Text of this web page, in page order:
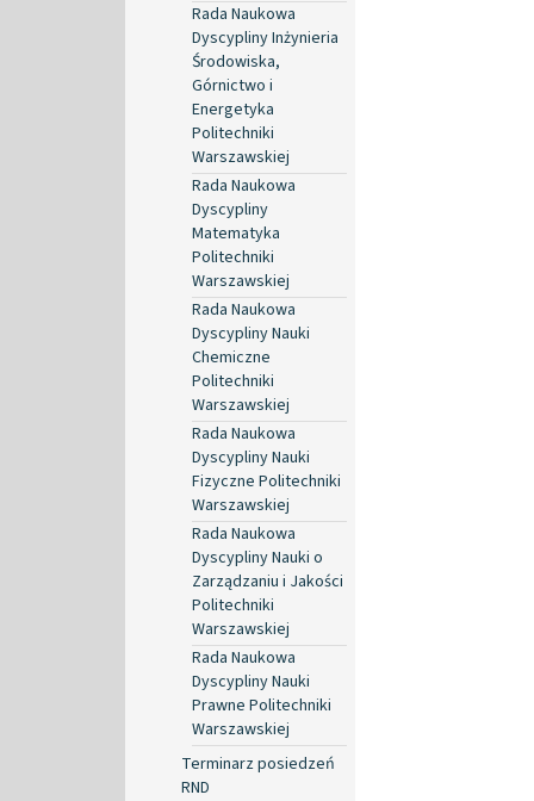
Rada Naukowa
Dyscypliny Inżynieria
Środowiska,
Górnictwo i
Energetyka
Politechniki
Warszawskiej
Rada Naukowa
Dyscypliny
Matematyka
Politechniki
Warszawskiej
Rada Naukowa
Dyscypliny Nauki
Chemiczne
Politechniki
Warszawskiej
Rada Naukowa
Dyscypliny Nauki
Fizyczne Politechniki
Warszawskiej
Rada Naukowa
Dyscypliny Nauki o
Zarządzaniu i Jakości
Politechniki
Warszawskiej
Rada Naukowa
Dyscypliny Nauki
Prawne Politechniki
Warszawskiej
Terminarz posiedzeń
RND